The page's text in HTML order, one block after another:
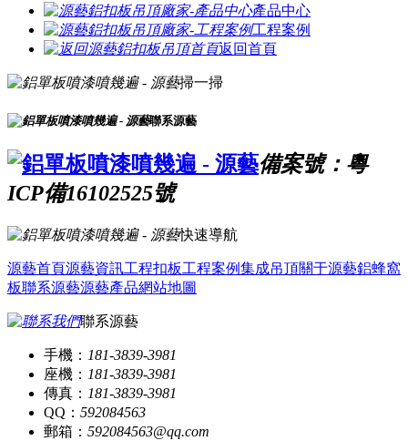
產品中心
工程案例
返回首頁
掃一掃
聯系源藝
備案號：粵
ICP備16102525號
快速導航
源藝首頁源藝資訊工程扣板工程案例集成吊頂關于源藝鋁蜂窩
板聯系源藝源藝產品網站地圖
聯系源藝
手機： 181-3839-3981
座機： 181-3839-3981
傳真： 181-3839-3981
QQ： 592084563
郵箱： 592084563@qq.com